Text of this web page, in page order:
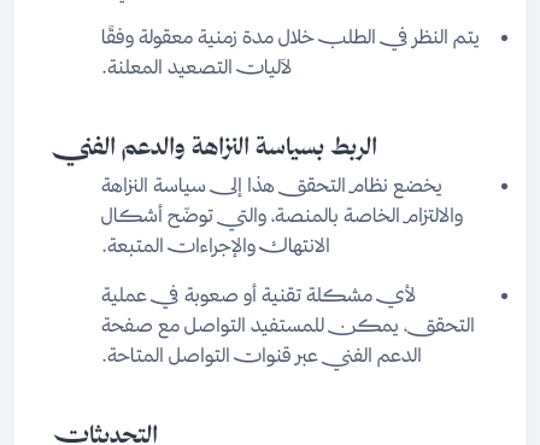
يتم النظر في الطلب خلال مدة زمنية معقولة وفقًا
لآليات التصعيد المعلنة.
الربط بسياسة النزاهة والدعم الفني
يخضع نظام التحقق هذا إلى سياسة النزاهة
والالتزام الخاصة بالمنصة، والتي توضّح أشكال
الانتهاك والإجراءات المتبعة.
لأي مشكلة تقنية أو صعوبة في عملية
التحقق، يمكن للمستفيد التواصل مع صفحة
الدعم الفني عبر قنوات التواصل المتاحة.
التحديثات